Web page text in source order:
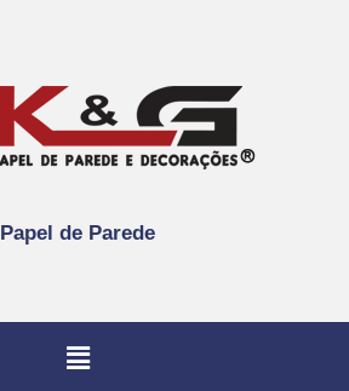
Papel de Parede